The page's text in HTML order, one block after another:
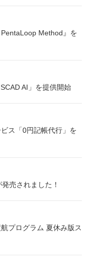
PentaLoop Method』を
AI」を提供開始
ス「0円記帳代行」を
売されました！
プログラム 夏休み版ス